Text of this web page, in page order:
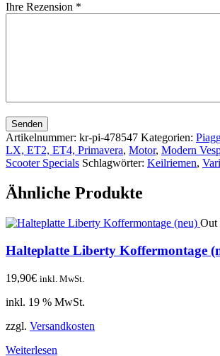
Ihre Rezension *
Senden
Artikelnummer: kr-pi-478547 Kategorien:
LX, ET2, ET4, Primavera, Motor, Modern
Scooter Specials Schlagwörter: Keilriemen,
Ähnliche Produkte
Out
Halteplatte Liberty Koffermontage
19,90€ inkl. MwSt.
inkl. 19 % MwSt.
zzgl. Versandkosten
Weiterlesen